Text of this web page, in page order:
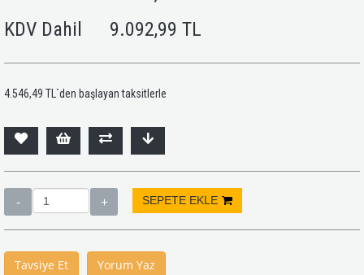
KDV Dahil 9.092,99 TL
4.546,49 TL `den başlayan taksitlerle
Tavsiye Et Yorum Yaz